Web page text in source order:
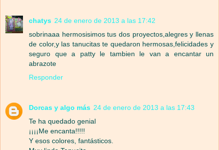
chatys 24 de enero de 2013 a las 17:42
sobrinaaa hermosisimos tus dos proyectos,alegres y llenas
de color,y las tanucitas te quedaron hermosas,felicidades y
seguro que a patty le tambien le van a encantar un
abrazote
Responder
Dorcas y algo más 24 de enero de 2013 a las 17:43
Te ha quedado genial
¡¡¡¡Me encanta!!!!!
Y esos colores, fantásticos.